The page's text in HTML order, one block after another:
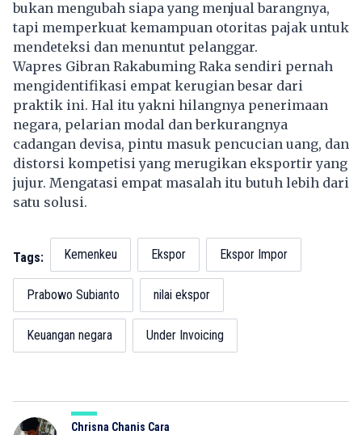
bukan mengubah siapa yang menjual barangnya,
tapi memperkuat kemampuan otoritas pajak untuk
mendeteksi dan menuntut pelanggar.
Wapres Gibran Rakabuming Raka sendiri pernah
mengidentifikasi empat kerugian besar dari
praktik ini. Hal itu yakni hilangnya penerimaan
negara, pelarian modal dan berkurangnya
cadangan devisa, pintu masuk pencucian uang, dan
distorsi kompetisi yang merugikan eksportir yang
jujur. Mengatasi empat masalah itu butuh lebih dari
satu solusi.
Tags: Kemenkeu Ekspor Ekspor Impor
Prabowo Subianto nilai ekspor
Keuangan negara Under Invoicing
Chrisna Chanis Cara